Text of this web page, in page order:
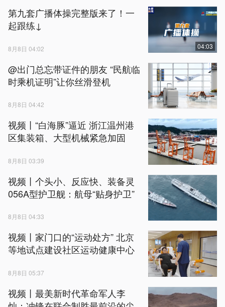
第九套广播体操完整版来了！一
起跟练↓
8月8日 04:02 04:03
@出门总忘带证件的朋友 “民航临
时乘机证明”让你丝滑登机
8月8日 04:42
视频丨“白海豚”逼近 浙江温州港
区集装箱、大型机械紧急加固
8月8日 03:39
视频丨个头小、反应快、装备灵
056A型护卫舰：航母“贴身护卫”
8月8日 04:33
视频丨家门口的“运动处方” 北京
等地试点建设社区运动健康中心
8月8日 05:37
视频丨最美新时代革命军人李